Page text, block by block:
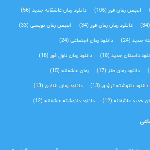
انجمن رمان فور(106) دانلود رمان عاشقانه جدید(56)
دانلود رمان رمان فور(34) انجمن رمان نویسی(33)
جدید(24) دانلود رمان اجتماعی‌(24)
داستان جدید(18) دانلود رمان ناول فور(18)
دانلود رمان طنز(17) رمان عاشقانه(15)
دانلود دلنوشته تراژدی‌(13) دانلود رمان انلاین(13)
جدید عاشقانه(12) دانلود دلنوشته عاشقانه(12)